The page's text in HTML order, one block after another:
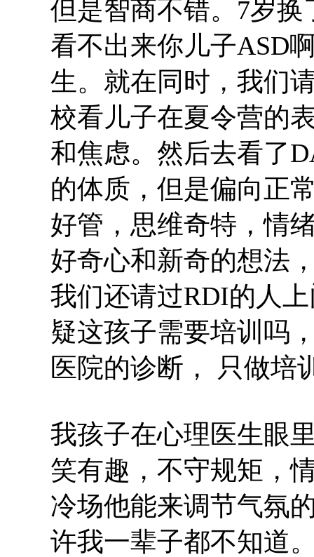
但是智商不错。7岁
看不出来你儿子ASD
生。就在同时，我们
校看儿子在夏令营的
和焦虑。然后去看了
的体质，但是偏向正
好管，思维奇特，情
好奇心和新奇的想法
我们还请过RDI的人
疑这孩子需要培训吗
医院的诊断， 只做培
我孩子在心理医生眼
笑有趣，不守规矩，
冷场他能来调节气氛
许我一辈子都不知道